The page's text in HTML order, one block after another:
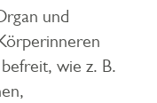
und
wie z. B.